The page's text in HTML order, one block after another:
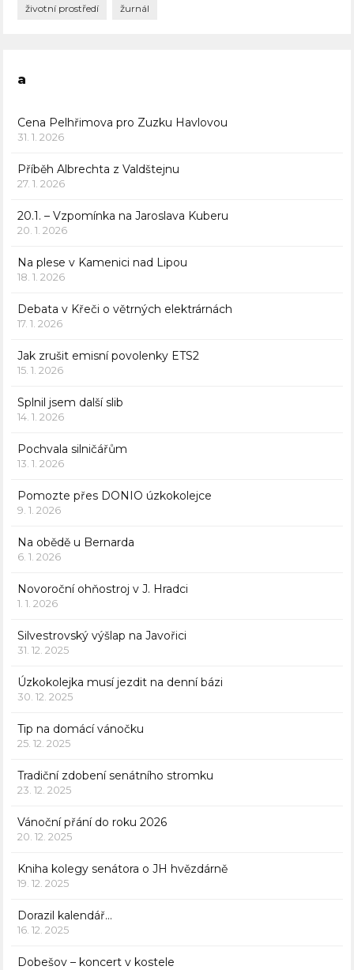
životní prostředí žurnál
a
Cena Pelhřimova pro Zuzku Havlovou
31. 1. 2026
Příběh Albrechta z Valdštejnu
27. 1. 2026
20.1. – Vzpomínka na Jaroslava Kuberu
20. 1. 2026
Na plese v Kamenici nad Lipou
18. 1. 2026
Debata v Křeči o větrných elektrárnách
17. 1. 2026
Jak zrušit emisní povolenky ETS2
15. 1. 2026
Splnil jsem další slib
14. 1. 2026
Pochvala silničářům
13. 1. 2026
Pomozte přes DONIO úzkokolejce
9. 1. 2026
Na obědě u Bernarda
6. 1. 2026
Novoroční ohňostroj v J. Hradci
1. 1. 2026
Silvestrovský výšlap na Javořici
31. 12. 2025
Úzkokolejka musí jezdit na denní bázi
30. 12. 2025
Tip na domácí vánočku
25. 12. 2025
Tradiční zdobení senátního stromku
23. 12. 2025
Vánoční přání do roku 2026
20. 12. 2025
Kniha kolegy senátora o JH hvězdárně
19. 12. 2025
Dorazil kalendář…
16. 12. 2025
Dobešov – koncert v kostele